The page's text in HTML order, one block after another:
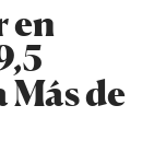
en
de